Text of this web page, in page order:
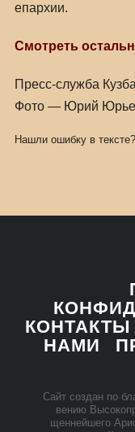
епархии.
Смотреть
Пресс-служба
Фото — Юрий
Нашли ошибку в
КОНТАКТЫ
НАМИ
Сайт со­здан по
ве­нию
щен­ней­ше­го